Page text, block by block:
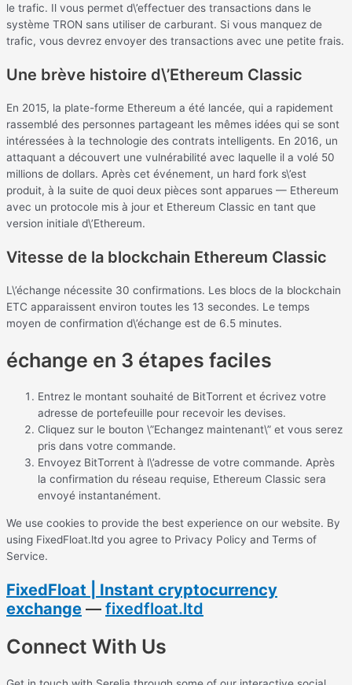
le trafic. Il vous permet d\’effectuer des transactions dans le
système TRON sans utiliser de carburant. Si vous manquez de
trafic, vous devrez envoyer des transactions avec une petite frais.
Une brève histoire d\’Ethereum Classic
En 2015, la plate-forme Ethereum a été lancée, qui a rapidement
rassemblé des personnes partageant les mêmes idées qui se sont
intéressées à la technologie des contrats intelligents. En 2016, un
attaquant a découvert une vulnérabilité avec laquelle il a volé 50
millions de dollars. Après cet événement, un hard fork s\’est
produit, à la suite de quoi deux pièces sont apparues — Ethereum
avec un protocole mis à jour et Ethereum Classic en tant que
version initiale d\’Ethereum.
Vitesse de la blockchain Ethereum Classic
L\’échange nécessite 30 confirmations. Les blocs de la blockchain
ETC apparaissent environ toutes les 13 secondes. Le temps
moyen de confirmation d\’échange est de 6.5 minutes.
échange en 3 étapes faciles
Entrez le montant souhaité de BitTorrent et écrivez votre
adresse de portefeuille pour recevoir les devises.
Cliquez sur le bouton \”Echangez maintenant\” et vous serez
pris dans votre commande.
Envoyez BitTorrent à l\’adresse de votre commande. Après
la confirmation du réseau requise, Ethereum Classic sera
envoyé instantanément.
We use cookies to provide the best experience on our website. By
using FixedFloat.ltd you agree to Privacy Policy and Terms of
Service.
FixedFloat | Instant cryptocurrency
exchange — fixedfloat.ltd
Connect With Us